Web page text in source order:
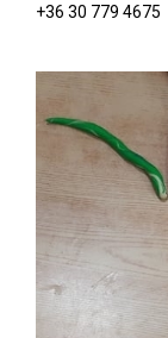
+36 30 779 4675